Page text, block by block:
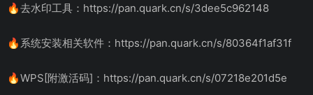
🔥去水印工具：https://pan.quark.cn/s/3dee5c962148
🔥系统安装相关软件：https://pan.quark.cn/s/80364f1af31f
🔥WPS[附激活码]：https://pan.quark.cn/s/07218e201d5e